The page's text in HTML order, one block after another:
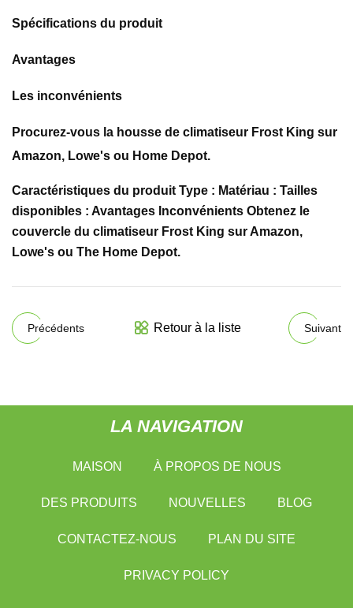
Spécifications du produit
Avantages
Les inconvénients
Procurez-vous la housse de climatiseur Frost King sur
Amazon, Lowe's ou Home Depot.
Caractéristiques du produit Type : Matériau : Tailles
disponibles : Avantages Inconvénients Obtenez le
couvercle du climatiseur Frost King sur Amazon,
Lowe's ou The Home Depot.
Précédents Retour à la liste Suivant
LA NAVIGATION
MAISON À PROPOS DE NOUS
DES PRODUITS NOUVELLES BLOG
CONTACTEZ-NOUS PLAN DU SITE
PRIVACY POLICY